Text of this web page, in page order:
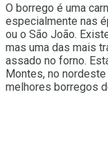
O borrego é uma
especialmente nas
ou o São João.
mas uma das mais
assado no forno.
Montes, no
melhores borregos